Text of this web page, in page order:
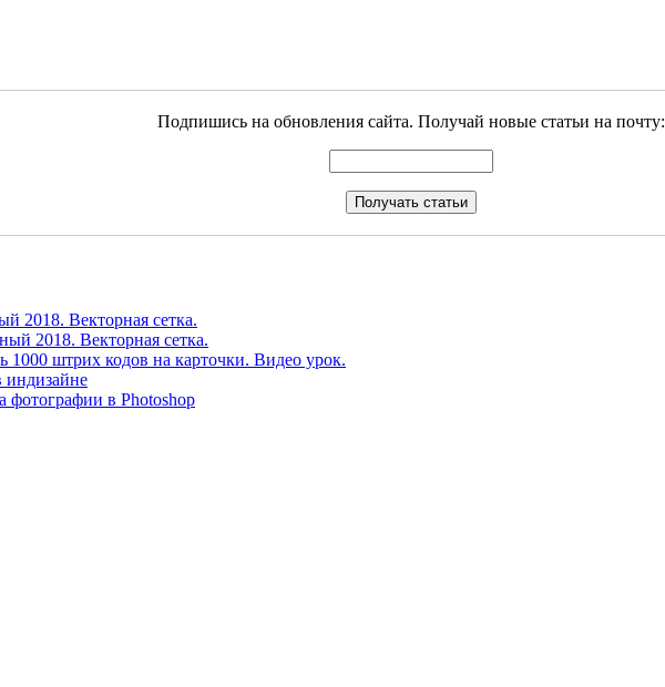
Подпишись на обновления сайта. Получай новые статьи на почту:
2018. Векторная сетка.
2018. Векторная сетка.
1000 штрих кодов на карточки. Видео урок.
фотографии в Photoshop